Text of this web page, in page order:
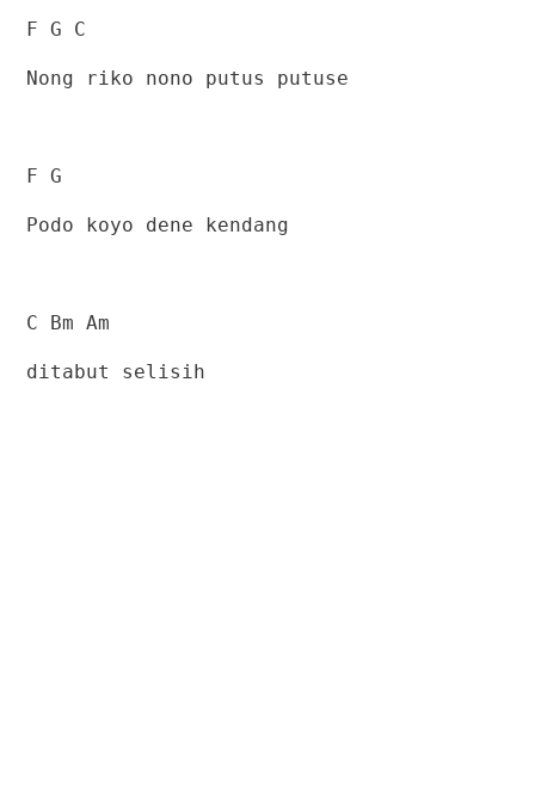
F G C
Nong riko nono putus putuse
F G
Podo koyo dene kendang
C Bm Am
ditabut selisih